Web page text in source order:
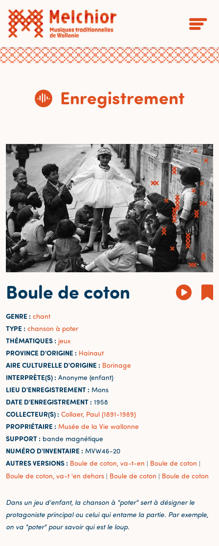
Enregistrement
Boule de coton
GENRE : chant
TYPE : chanson à poter
THÉMATIQUES : jeux
PROVINCE D'ORIGINE : Hainaut
AIRE CULTURELLE D'ORIGINE : Borinage
INTERPRÈTE(S) : Anonyme (enfant)
LIEU D'ENREGISTREMENT : Mons
DATE D'ENREGISTREMENT : 1958
COLLECTEUR(S) : Collaer, Paul (1891-1989)
PROPRIÉTAIRE : Musée de la Vie wallonne
SUPPORT : bande magnétique
NUMÉRO D'INVENTAIRE : MVW46-20
AUTRES VERSIONS : Boule de coton, va-t-en | Boule de coton |
Boule de coton, va-t 'en dehors | Boule de coton | Boule de coton
Dans un jeu d'enfant, la chanson à "poter" sert à désigner le
protagoniste principal ou celui qui entame la partie. Par exemple,
on va "poter" pour savoir qui est le loup.